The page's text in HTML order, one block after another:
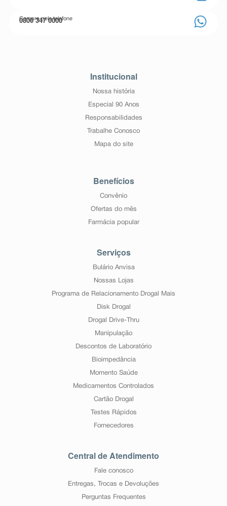
Compre pelo telefone
0800 347 0000
Institucional
Nossa história
Especial 90 Anos
Responsabilidades
Trabalhe Conosco
Mapa do site
Benefícios
Convênio
Ofertas do mês
Farmácia popular
Serviços
Bulário Anvisa
Nossas Lojas
Programa de Relacionamento Drogal Mais
Disk Drogal
Drogal Drive-Thru
Manipulação
Descontos de Laboratório
Bioimpedância
Momento Saúde
Medicamentos Controlados
Cartão Drogal
Testes Rápidos
Fornecedores
Central de Atendimento
Fale conosco
Entregas, Trocas e Devoluções
Perguntas Frequentes